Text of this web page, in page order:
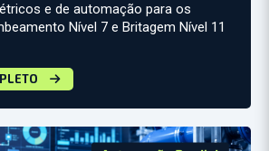
e de automação para os
Nível 7 e Britagem Nível 11